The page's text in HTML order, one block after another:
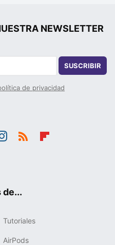
NEWSLETTER
SUSCRIBIR
de privacidad
de...
Tutoriales
AirPods